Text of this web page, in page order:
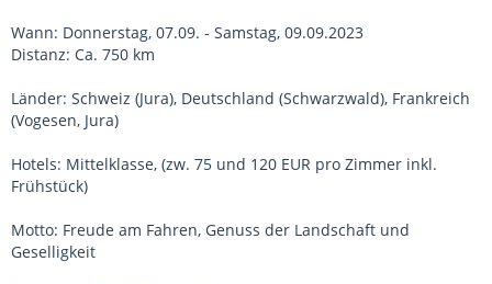
Wann: Donnerstag, 07.09. - Samstag, 09.09.2023
Distanz: Ca. 750 km
Länder: Schweiz (Jura), Deutschland (Schwarzwald), Frankreich
(Vogesen, Jura)
Hotels: Mittelklasse, (zw. 75 und 120 EUR pro Zimmer inkl.
Frühstück)
Motto: Freude am Fahren, Genuss der Landschaft und
Geselligkeit